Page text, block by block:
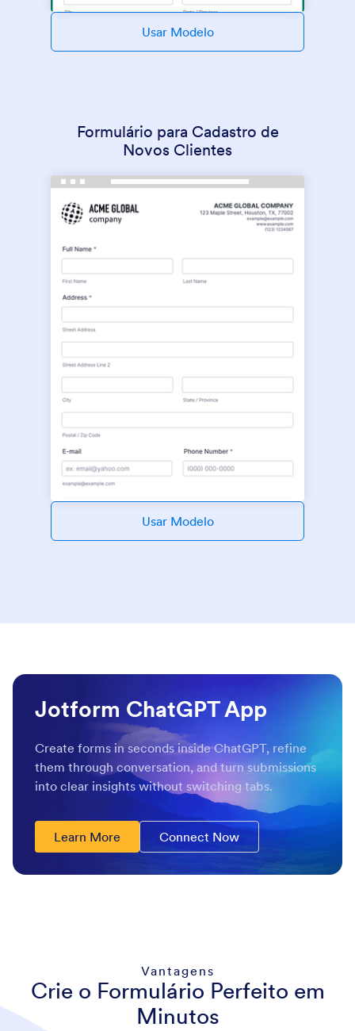
Usar Modelo
Formulário para Cadastro de
Novos Clientes
Usar Modelo
Jotform ChatGPT App
Create forms in seconds inside ChatGPT, refine
them through conversation, and turn submissions
into clear insights without switching tabs.
Learn More Connect Now
Vantagens
Crie o Formulário Perfeito em
Minutos